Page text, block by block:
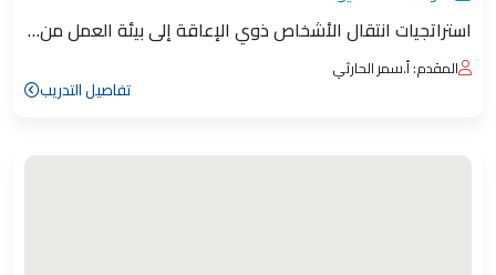
استراتجيات انتقال الأشخاص ذوي الإعاقة إلى بيئة العمل من…
المقدم: أ.سمر الحارثي
تفاصيل التدريب